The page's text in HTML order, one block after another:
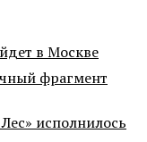
в Москве
фрагмент
исполнилось